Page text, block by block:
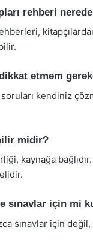
rehberi
etmem
kendiniz
midir?
kaynağa
sınavlar için mi
sınavlar için